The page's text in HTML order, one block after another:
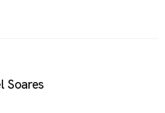
Soares